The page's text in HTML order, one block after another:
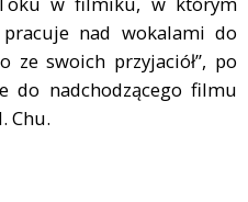
pracuje nad wokalami do
ze swoich przyjaciół”, po
do nadchodzącego filmu
Chu.